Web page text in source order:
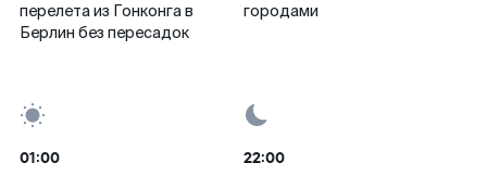
перелета из Гонконга в
Берлин без пересадок
городами
01:00 22:00